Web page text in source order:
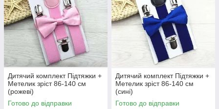
Дитячий комплект Підтяжки +
Метелик зріст 86-140 см
(рожеві)
Готово до відправки
Дитячий комплект Підтяжки +
Метелик зріст 86-140 см
(сині)
Готово до відправки